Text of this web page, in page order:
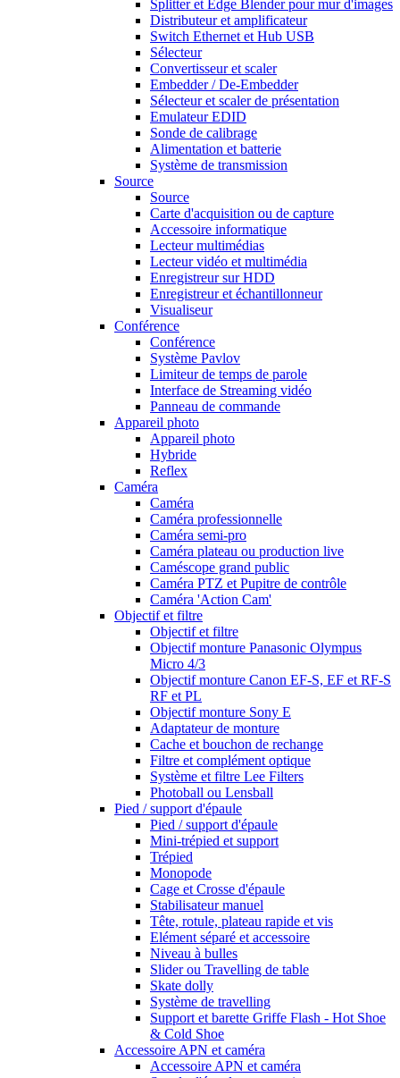
Splitter et Edge Blender pour mur d'images
Distributeur et amplificateur
Switch Ethernet et Hub USB
Sélecteur
Convertisseur et scaler
Embedder / De-Embedder
Sélecteur et scaler de présentation
Emulateur EDID
Sonde de calibrage
Alimentation et batterie
Système de transmission
Source
Source
Carte d'acquisition ou de capture
Accessoire informatique
Lecteur multimédias
Lecteur vidéo et multimédia
Enregistreur sur HDD
Enregistreur et échantillonneur
Visualiseur
Conférence
Conférence
Système Pavlov
Limiteur de temps de parole
Interface de Streaming vidéo
Panneau de commande
Appareil photo
Appareil photo
Hybride
Reflex
Caméra
Caméra
Caméra professionnelle
Caméra semi-pro
Caméra plateau ou production live
Caméscope grand public
Caméra PTZ et Pupitre de contrôle
Caméra 'Action Cam'
Objectif et filtre
Objectif et filtre
Objectif monture Panasonic Olympus
Micro 4/3
Objectif monture Canon EF-S, EF et RF-S
RF et PL
Objectif monture Sony E
Adaptateur de monture
Cache et bouchon de rechange
Filtre et complément optique
Système et filtre Lee Filters
Photoball ou Lensball
Pied / support d'épaule
Pied / support d'épaule
Mini-trépied et support
Trépied
Monopode
Cage et Crosse d'épaule
Stabilisateur manuel
Tête, rotule, plateau rapide et vis
Elément séparé et accessoire
Niveau à bulles
Slider ou Travelling de table
Skate dolly
Système de travelling
Support et barette Griffe Flash - Hot Shoe
& Cold Shoe
Accessoire APN et caméra
Accessoire APN et caméra